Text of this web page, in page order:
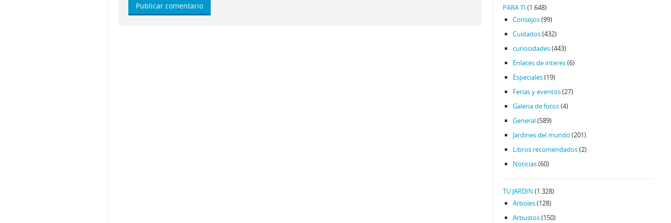
PARA TI (1.648)
Consejos(99)
Cuidados(432)
curiosidades(443)
Enlaces de interes(6)
Especiales(19)
Ferias y eventos(27)
Galeria de fotos(4)
General(589)
Jardines del mundo (201)
Libros recomendados(2)
Noticias(60)
TU JARDIN (1.328)
Arboles(128)
Arbustos(150)